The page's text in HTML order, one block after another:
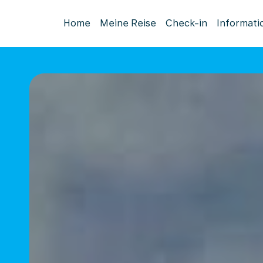
Home Meine Reise Check-in